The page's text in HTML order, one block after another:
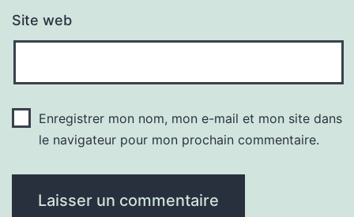
Site web
Enregistrer mon nom, mon e-mail et mon site dans
le navigateur pour mon prochain commentaire.